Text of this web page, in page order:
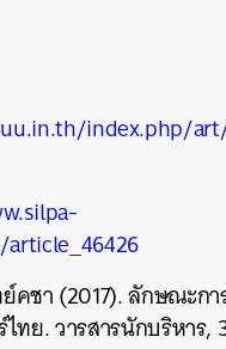
index.php/
ชา (2017). ลักษณะกา
ย. วารสารนักบริหาร,